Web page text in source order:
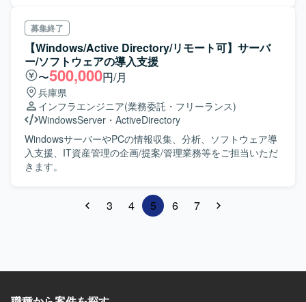
は他チームが担当するため、主に要件を踏まえた設計書作
成、パッケージを含む設定内容の検討・レビュー、JP1を含
むジョブ設計の検討、各種テスト計画・テスト仕様書作成
およびテスト実施・結果検証などを行っていただきます。
【求める人物像】 関係者と円滑にコミュニケーションを取
りながら業務を進めていただける方を求めております。自
ら課題を抽出し、改善提案や技術的な検討を主体的に進め
ていただける方にマッチする環境です。 【ポジションの魅
力】 金融系システムにおける基盤更改プロジェクトに参画
いただくことで、大規模な基盤設計やジョブ管理設計の経
験を積むことができます。移行支援や保守フェーズまで関
心とした環境で、JP1によるジョブ管理やパッケージソフト
ウェアを組み合わせたシステム基盤構成となっておりま
募集終了
【Windows/Active Directory/リモート可】サーバ
ー/ソフトウェアの導入支援
〜500,000円/月
兵庫県
インフラエンジニア(業務委託・フリーランス)
WindowsServer ・ ActiveDirectory
WindowsサーバーやPCの情報収集、分析、ソフトウェア導
入支援、IT資産管理の企画/提案/管理業務等をご担当いただ
きます。
3 4 5 6 7